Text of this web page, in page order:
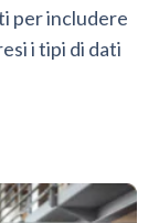
per includere
i tipi di dati